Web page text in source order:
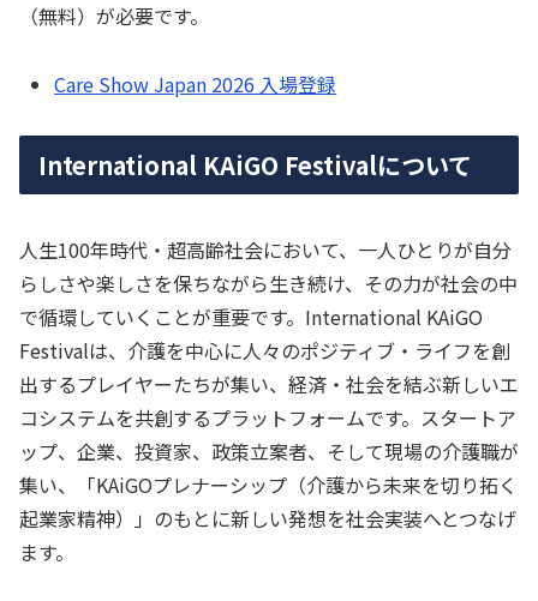
（無料）が必要です。
Care Show Japan 2026 入場登録
International KAiGO Festivalについて
人生100年時代・超高齢社会において、一人ひとりが自分
らしさや楽しさを保ちながら生き続け、その力が社会の中
で循環していくことが重要です。International KAiGO
Festivalは、介護を中心に人々のポジティブ・ライフを創
出するプレイヤーたちが集い、経済・社会を結ぶ新しいエ
コシステムを共創するプラットフォームです。スタートア
ップ、企業、投資家、政策立案者、そして現場の介護職が
集い、「KAiGOプレナーシップ（介護から未来を切り拓く
起業家精神）」のもとに新しい発想を社会実装へとつなげ
ます。